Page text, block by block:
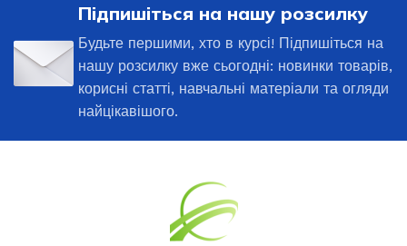
Підпишіться на нашу розсилку
Будьте першими, хто в курсі! Підпишіться на
нашу розсилку вже сьогодні: новинки товарів,
корисні статті, навчальні матеріали та огляди
найцікавішого.